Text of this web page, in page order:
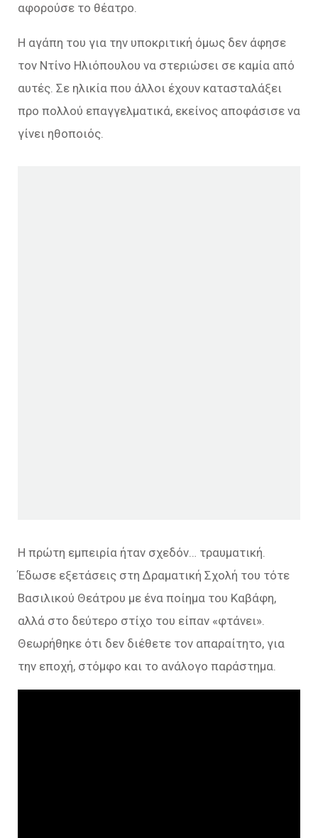
αφορούσε το θέατρο.
Η αγάπη του για την υποκριτική όμως δεν άφησε
τον Ντίνο Ηλιόπουλου να στεριώσει σε καμία από
αυτές. Σε ηλικία που άλλοι έχουν κατασταλάξει
προ πολλού επαγγελματικά, εκείνος αποφάσισε να
γίνει ηθοποιός.
Η πρώτη εμπειρία ήταν σχεδόν… τραυματική.
Έδωσε εξετάσεις στη Δραματική Σχολή του τότε
Βασιλικού Θεάτρου με ένα ποίημα του Καβάφη,
αλλά στο δεύτερο στίχο του είπαν «φτάνει».
Θεωρήθηκε ότι δεν διέθετε τον απαραίτητο, για
την εποχή, στόμφο και το ανάλογο παράστημα.